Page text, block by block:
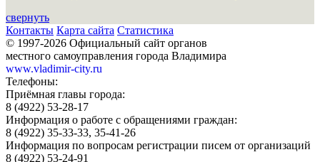
свернуть
Контакты Карта сайта Статистика
© 1997-2026 Официальный сайт органов
местного самоуправления города Владимира
www.vladimir-city.ru
Телефоны:
Приёмная главы города:
8 (4922) 53-28-17
Информация о работе с обращениями граждан:
8 (4922) 35-33-33, 35-41-26
Информация по вопросам регистрации писем от организаций
8 (4922) 53-24-91